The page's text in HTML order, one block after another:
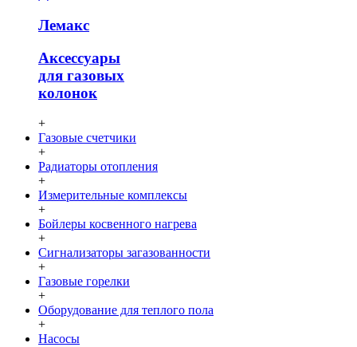
Лемакс
Аксессуары
для газовых
колонок
+
Газовые счетчики
+
Радиаторы отопления
+
Измерительные комплексы
+
Бойлеры косвенного нагрева
+
Сигнализаторы загазованности
+
Газовые горелки
+
Оборудование для теплого пола
+
Насосы